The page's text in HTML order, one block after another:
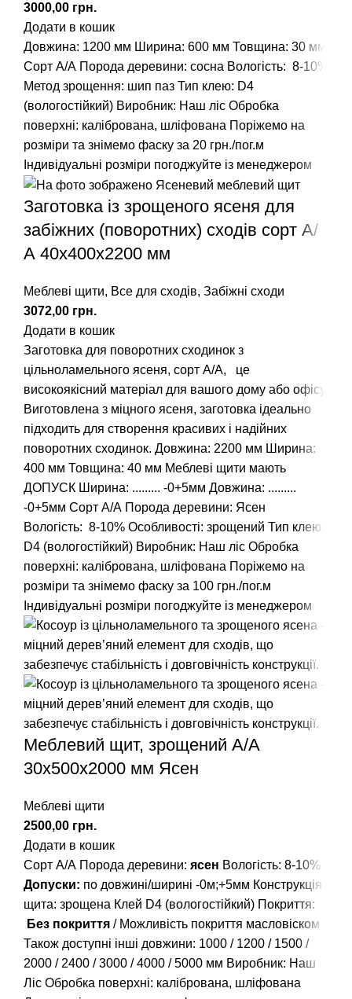
грн.
Додати в кошик
Довжина: 1200 мм Ширина: 600 мм Товщина: 30 мм
Сорт А/А Порода деревини: сосна Вологість: 8-10%
Метод зрощення: шип паз Тип клею: D4
(вологостійкий) Виробник: Наш ліс Обробка
поверхні: калібрована, шліфована Поріжемо на
розміри та знімемо фаску за 20 грн./пог.м
Індивідуальні розміри погоджуйте із менеджером
Заготовка із зрощеного ясеня для
забіжних (поворотних) сходів сорт А/
А 40х400х2200 мм
Меблеві щити, Все для сходів, Забіжні сходи
грн.
Додати в кошик
Заготовка для поворотних сходинок з
цільноламельного ясеня, сорт А/А, це
високоякісний матеріал для вашого дому або офісу.
Виготовлена з міцного ясеня, заготовка ідеально
підходить для створення красивих і надійних
поворотних сходинок. Довжина: 2200 мм Ширина:
400 мм Товщина: 40 мм Меблеві щити мають
ДОПУСК Ширина: ......... -0+5мм Довжина: .........
-0+5мм Сорт А/А Порода деревини: Ясен
Вологість: 8-10% Особливості: зрощений Тип клею:
D4 (вологостійкий) Виробник: Наш ліс Обробка
поверхні: калібрована, шліфована Поріжемо на
розміри та знімемо фаску за 100 грн./пог.м
Індивідуальні розміри погоджуйте із менеджером
Меблевий щит, зрощений A/А
30х500х2000 мм Ясен
Меблеві щити
грн.
Додати в кошик
Сорт А/А Порода деревини: ясен Вологість: 8-10%
Допуски: по довжині/ширині -0м;+5мм Конструкція
щита: зрощена Клей D4 (вологостійкий) Покриття:
Без покриття / Можливість покриття масловіском
Також доступні інші довжини: 1000 / 1200 / 1500 /
2000 / 2400 /3000 /4000 /5000 мм Виробник: Наш
Ліс Обробка поверхні: калібрована, шліфована